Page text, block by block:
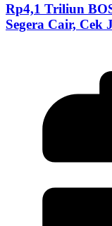
Rp4,1 Triliun
Segera Cair, Cek